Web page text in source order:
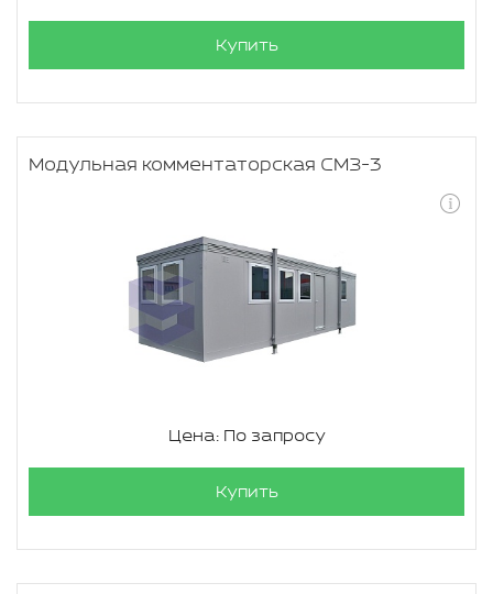
Купить
Модульная комментаторская СМЗ-3
Цена: По запросу
Купить